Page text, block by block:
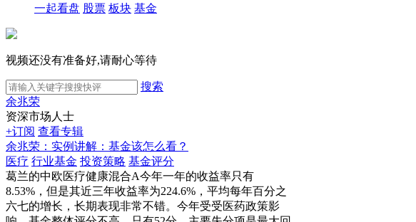
一起看盘 股票 板块 基金
视频还没有准备好,请耐心等待
搜索
余兆荣
资深市场人士
+订阅 查看专辑
余兆荣：实例讲解：基金该怎么看？
医疗 行业基金 投资策略 基金评分
葛兰的中欧医疗健康混合A今年一年的收益率只有
8.53%，但是其近三年收益率为224.6%，平均每年百分之
六七的增长，长期表现非常不错。今年受受医药政策影